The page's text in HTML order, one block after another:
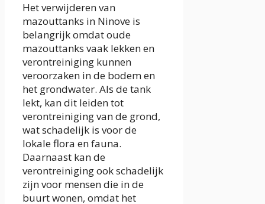
Het verwijderen van
mazouttanks in Ninove is
belangrijk omdat oude
mazouttanks vaak lekken en
verontreiniging kunnen
veroorzaken in de bodem en
het grondwater. Als de tank
lekt, kan dit leiden tot
verontreiniging van de grond,
wat schadelijk is voor de
lokale flora en fauna.
Daarnaast kan de
verontreiniging ook schadelijk
zijn voor mensen die in de
buurt wonen, omdat het